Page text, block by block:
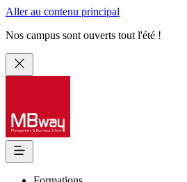
Aller au contenu principal
Nos campus sont ouverts tout l'été !